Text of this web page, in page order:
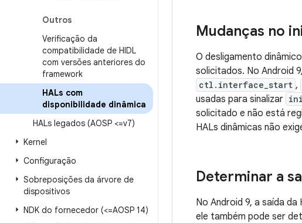
Outros
Verificação da
compatibilidade de HIDL
com versões anteriores do
framework
HALs com
disponibilidade dinâmica
HALs legados (AOSP <=v7)
Kernel
Configuração
Sobreposições da árvore de
dispositivos
NDK do fornecedor (<=AOSP 14)
Mudanças no
O desligamento
solicitados. No Android 9,
ctl.interface_start ,
usadas para sinalizar
solicitado e não está
HALs dinâmicas não
Determinar a
No Android 9, a saída
ele também pode ser